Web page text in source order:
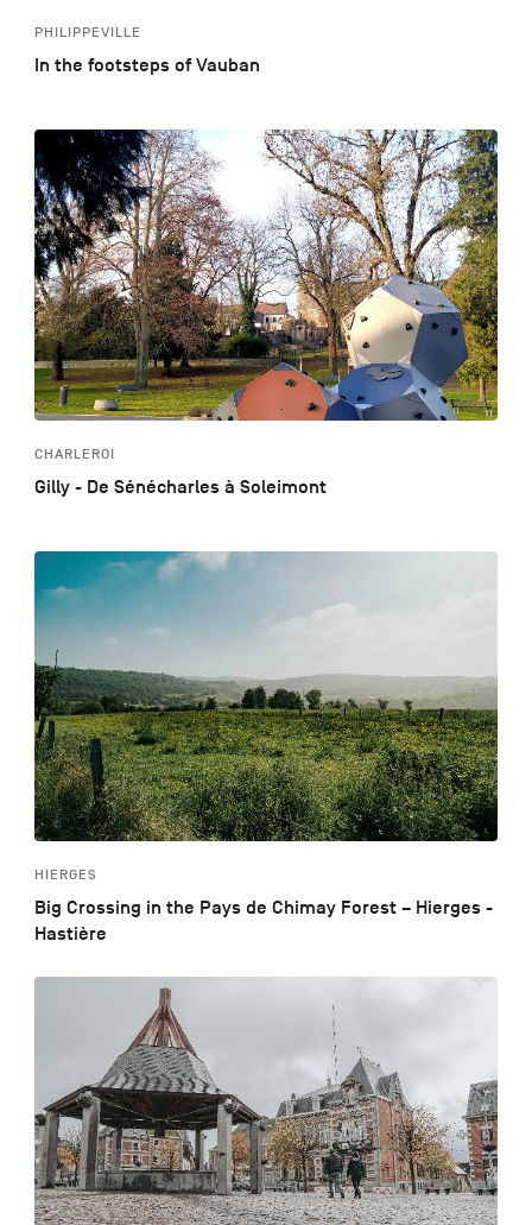
PHILIPPEVILLE
In the footsteps of Vauban
CHARLEROI
Gilly - De Sénécharles à Soleimont
HIERGES
Big Crossing in the Pays de Chimay Forest – Hierges -
Hastière